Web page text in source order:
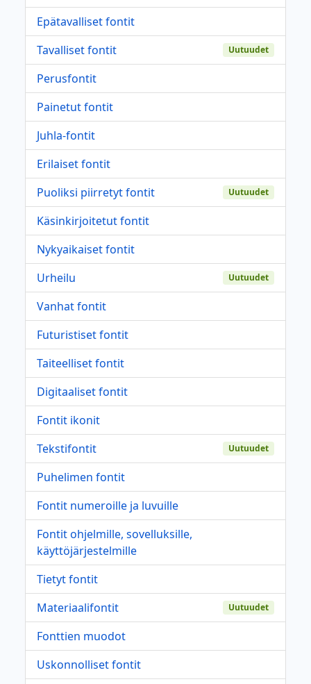
Epätavalliset fontit
Tavalliset fontit
Uutuudet
Perusfontit
Painetut fontit
Juhla-fontit
Erilaiset fontit
Puoliksi piirretyt fontit
Uutuudet
Käsinkirjoitetut fontit
Nykyaikaiset fontit
Urheilu
Uutuudet
Vanhat fontit
Futuristiset fontit
Taiteelliset fontit
Digitaaliset fontit
Fontit ikonit
Tekstifontit
Uutuudet
Puhelimen fontit
Fontit numeroille ja luvuille
Fontit ohjelmille, sovelluksille,
käyttöjärjestelmille
Tietyt fontit
Materiaalifontit
Uutuudet
Fonttien muodot
Uskonnolliset fontit